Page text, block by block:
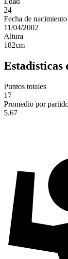
24
Fecha de nacimiento
11/04/2002
Altura
182cm
Estadísticas
Puntos totales
17
Promedio por
5.67